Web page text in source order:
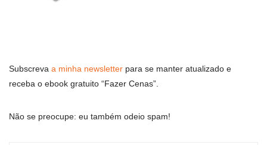
Subscreva a minha newsletter para se manter atualizado e
receba o ebook gratuito “Fazer Cenas”.
Não se preocupe: eu também odeio spam!